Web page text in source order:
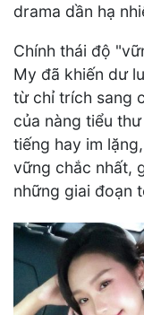
drama dần hạ
Chính thái độ
My đã khiến dư
từ chỉ trích sang
của nàng tiểu
tiếng hay im
vững chắc nhất,
những giai đoạn